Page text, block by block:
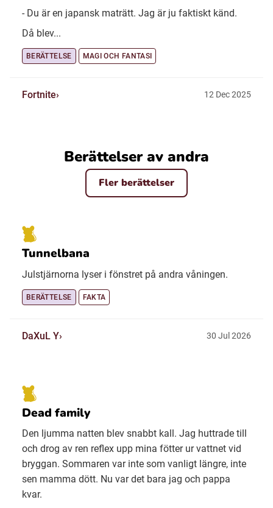
- Du är en japansk maträtt. Jag är ju faktiskt känd.
Då blev...
BERÄTTELSE MAGI OCH FANTASI
Fortnite 12 Dec 2025
Berättelser av andra
Fler berättelser
Tunnelbana
Julstjärnorna lyser i fönstret på andra våningen.
BERÄTTELSE FAKTA
DaXuL Y 30 Jul 2026
Dead family
Den ljumma natten blev snabbt kall. Jag huttrade till
och drog av ren reflex upp mina fötter ur vattnet vid
bryggan. Sommaren var inte som vanligt längre, inte
sen mamma dött. Nu var det bara jag och pappa
kvar.